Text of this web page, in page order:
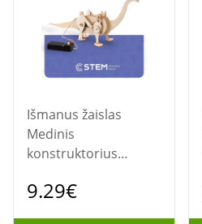
Išmanus žaislas
Medinis
konstruktorius
dinozauras",
9.29€